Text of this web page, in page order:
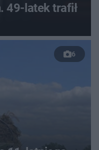
49-latek trafił
6